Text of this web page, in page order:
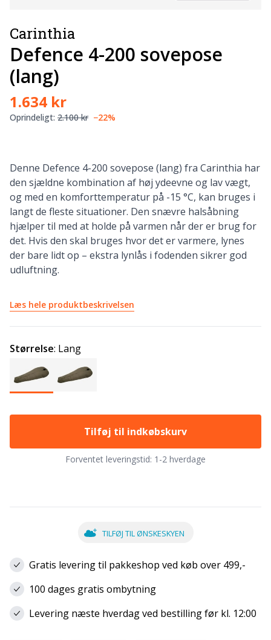
Carinthia
Defence 4-200 sovepose
(lang)
1.634 kr
Oprindeligt: 2.100 kr −22%
Denne Defence 4-200 sovepose (lang) fra Carinthia har
den sjældne kombination af høj ydeevne og lav vægt,
og med en komforttemperatur på -15 °C, kan bruges i
langt de fleste situationer. Den snævre halsåbning
hjælper til med at holde på varmen når der er brug for
det. Hvis den skal bruges hvor det er varmere, lynes
der bare lidt op – ekstra lynlås i fodenden sikrer god
udluftning.
Læs hele produktbeskrivelsen
Størrelse: Lang
Tilføj til indkøbskurv
Forventet leveringstid: 1-2 hverdage
TILFØJ TIL ØNSKESKYEN
Gratis levering til pakkeshop ved køb over 499,-
100 dages gratis ombytning
Levering næste hverdag ved bestilling før kl. 12:00